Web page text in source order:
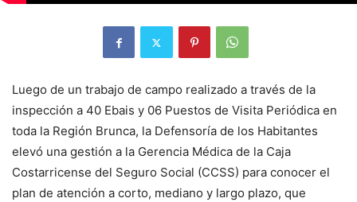
Luego de un trabajo de campo realizado a través de la
inspección a 40 Ebais y 06 Puestos de Visita Periódica en
toda la Región Brunca, la Defensoría de los Habitantes
elevó una gestión a la Gerencia Médica de la Caja
Costarricense del Seguro Social (CCSS) para conocer el
plan de atención a corto, mediano y largo plazo, que